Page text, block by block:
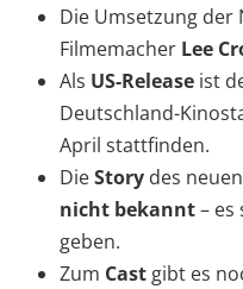
Die Umsetzung
Filmemacher Lee
Als US-Release ist
Deutschland-
April stattfinden.
DieStory des
nicht bekannt– es
geben.
Zum Cast gibt es